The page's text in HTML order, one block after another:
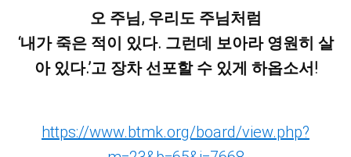
오 주님, 우리도 주님처럼
‘내가 죽은 적이 있다. 그런데 보아라 영원히 살
아 있다.’고 장차 선포할 수 있게 하옵소서!
https://www.btmk.org/board/view.php?